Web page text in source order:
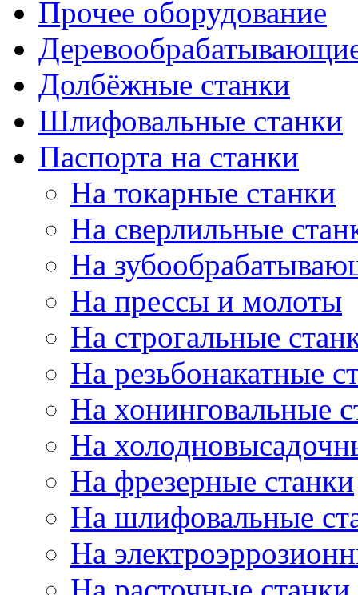
Прочее оборудование
Долбёжные станки
Шлифовальные станки
Паспорта на станки
На токарные станки
На сверлильные
На
На прессы и молоты
На строгальные
На резьбонакатные
На хонинговальные
На
На фрезерные станки
На шлифовальные
На